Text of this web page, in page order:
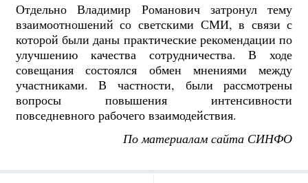
Отдельно Владимир Романович затронул тему
взаимоотношений со светскими СМИ, в связи с
которой были даны практические рекомендации по
улучшению качества сотрудничества. В ходе
совещания состоялся обмен мнениями между
участниками. В частности, были рассмотрены
вопросы повышения интенсивности
повседневного рабочего взаимодействия.
По материалам сайта СИНФО